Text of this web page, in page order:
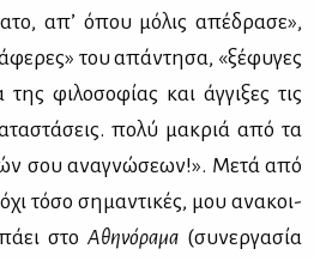
απ’ όπου μό­λις απέ­δρα­σε»,
του απά­ντη­σα, «ξέ­φυ­γες
φι­λο­σο­φί­ας και άγ­γι­ξες τις
πο­λύ μα­κριά από τα
σου ανα­γνώ­σε­ων!». Με­τά από
τό­σο ση­μα­ντι­κές, μου ανα­κοι­
στο Αθη­νό­ρα­μα (συ­νερ­γα­σία